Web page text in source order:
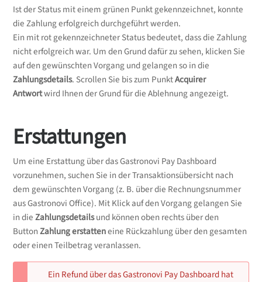
Ist der Status mit einem grünen Punkt gekennzeichnet, konnte
die Zahlung erfolgreich durchgeführt werden.
Ein mit rot gekennzeichneter Status bedeutet, dass die Zahlung
nicht erfolgreich war. Um den Grund dafür zu sehen, klicken Sie
auf den gewünschten Vorgang und gelangen so in die
Zahlungsdetails. Scrollen Sie bis zum PunktAcquirer
Antwortwird Ihnen der Grund für die Ablehnung angezeigt.
Erstattungen
Um eine Erstattung über das Gastronovi Pay Dashboard
vorzunehmen, suchen Sie in der Transaktionsübersicht nach
dem gewünschten Vorgang (z. B. über die Rechnungsnummer
aus Gastronovi Office). Mit Klick auf den Vorgang gelangen Sie
in dieZahlungsdetailsund können oben rechts über den
ButtonZahlung erstatteneine Rückzahlung über den gesamten
oder einen Teilbetrag veranlassen.
Ein Refund über das Gastronovi Pay Dashboard hat